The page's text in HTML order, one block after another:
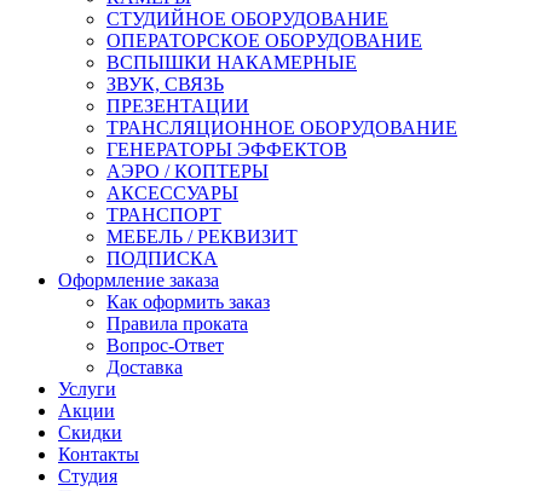
СТУДИЙНОЕ ОБОРУДОВАНИЕ
ОПЕРАТОРСКОЕ ОБОРУДОВАНИЕ
ВСПЫШКИ НАКАМЕРНЫЕ
ЗВУК, СВЯЗЬ
ПРЕЗЕНТАЦИИ
ТРАНСЛЯЦИОННОЕ ОБОРУДОВАНИЕ
ГЕНЕРАТОРЫ ЭФФЕКТОВ
АЭРО / КОПТЕРЫ
АКСЕССУАРЫ
ТРАНСПОРТ
МЕБЕЛЬ / РЕКВИЗИТ
ПОДПИСКА
Оформление заказа
Как оформить заказ
Правила проката
Вопрос-Ответ
Доставка
Услуги
Акции
Скидки
Контакты
Студия